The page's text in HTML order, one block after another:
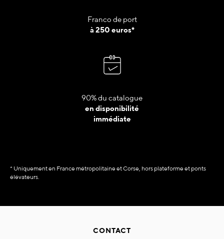
Franco de port
à 250 euros*
90% du catalogue
en disponibilité
immédiate
* Uniquement en France métropolitaine et Corse, hors plateforme et ponts
élévateurs.
CONTACT